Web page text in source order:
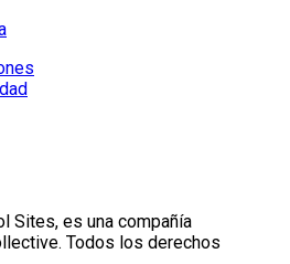
Sites, es una compañía
Todos los derechos